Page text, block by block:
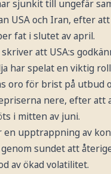
sjunkit till ungefär
USA och Iran, efter
fat i slutet av april.
att USA:s
har spelat en viktig
oro för brist på utbud
nere, efter att
i mitten av juni.
en upptrappning av
sundet att
av ökad volatilitet.